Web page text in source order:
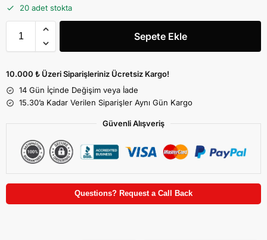
20 adet stokta
Sepete Ekle
10.000 ₺ Üzeri Siparişleriniz Ücretsiz Kargo!
14 Gün İçinde Değişim veya İade
15.30’a Kadar Verilen Siparişler Aynı Gün Kargo
Güvenli Alışveriş
Questions? Request a Call Back